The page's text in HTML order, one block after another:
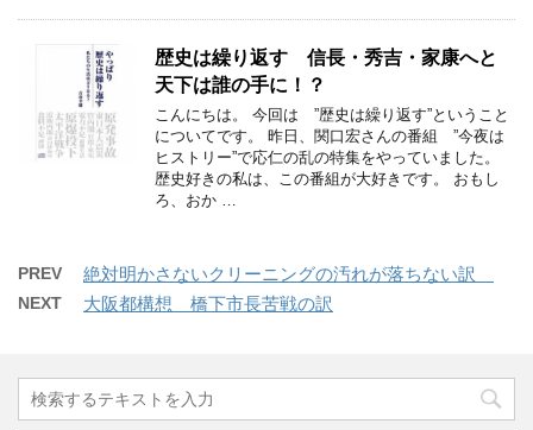
歴史は繰り返す 信長・秀吉・家康へと
天下は誰の手に！？
こんにちは。 今回は ”歴史は繰り返す”ということ
についてです。 昨日、関口宏さんの番組 ”今夜は
ヒストリー”で応仁の乱の特集をやっていました。
歴史好きの私は、この番組が大好きです。 おもし
ろ、おか …
PREV 絶対明かさないクリーニングの汚れが落ちない訳
NEXT 大阪都構想 橋下市長苦戦の訳